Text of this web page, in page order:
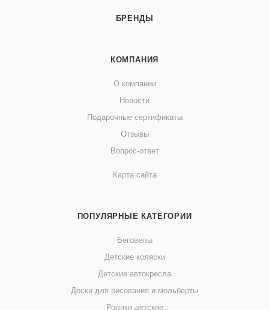
БРЕНДЫ
КОМПАНИЯ
О компании
Новости
Подарочные сертификаты
Отзывы
Вопрос-ответ
Карта сайта
ПОПУЛЯРНЫЕ КАТЕГОРИИ
Беговелы
Детские коляски
Детские автокресла
Доски для рисования и мольберты
Ролики детские